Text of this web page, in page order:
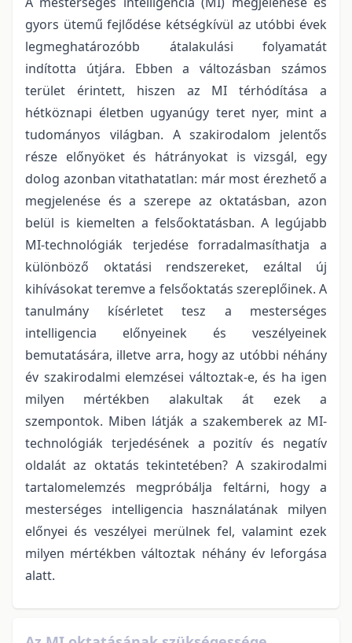
gyors ütemű fejlődése kétségkívül az utóbbi évek
legmeghatározóbb átalakulási folyamatát
indította útjára. Ebben a változásban számos
terület érintett, hiszen az MI térhódítása a
hétköznapi életben ugyanúgy teret nyer, mint a
tudományos világban. A szakirodalom jelentős
része előnyöket és hátrányokat is vizsgál, egy
dolog azonban vitathatatlan: már most érezhető a
megjelenése és a szerepe az oktatásban, azon
belül is kiemelten a felsőoktatásban. A legújabb
MI-technológiák terjedése forradalmasíthatja a
különböző oktatási rendszereket, ezáltal új
kihívásokat teremve a felsőoktatás szereplőinek. A
tanulmány kísérletet tesz a mesterséges
intelligencia előnyeinek és veszélyeinek
bemutatására, illetve arra, hogy az utóbbi néhány
év szakirodalmi elemzései változtak-e, és ha igen
milyen mértékben alakultak át ezek a
szempontok. Miben látják a szakemberek az MI-
technológiák terjedésének a pozitív és negatív
oldalát az oktatás tekintetében? A szakirodalmi
tartalomelemzés megpróbálja feltárni, hogy a
mesterséges intelligencia használatának milyen
előnyei és veszélyei merülnek fel, valamint ezek
milyen mértékben változtak néhány év leforgása
alatt.